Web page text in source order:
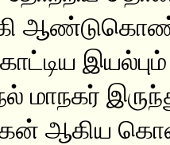
இயல்பும்
மாநகர்
ஆகிய